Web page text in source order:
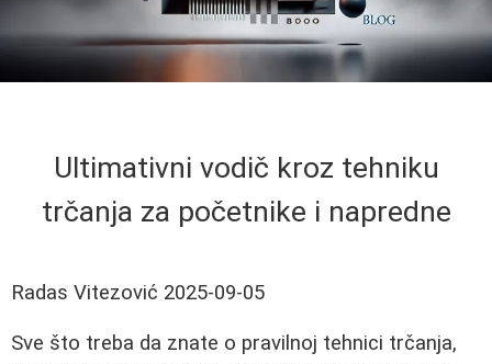
Ultimativni vodič kroz tehniku
trčanja za početnike i napredne
Radas Vitezović 2025-09-05
Sve što treba da znate o pravilnoj tehnici trčanja,